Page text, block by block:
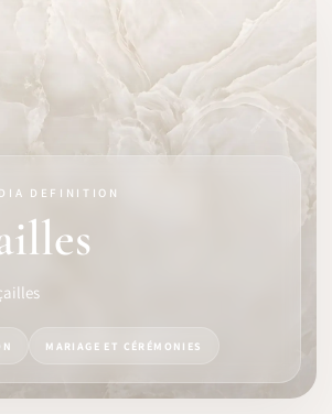
DEFINITION
MARIAGE ET CÉRÉMONIES